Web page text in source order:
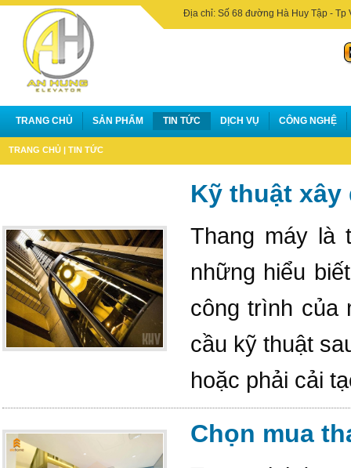
Địa chỉ: Số 68 đường Hà Huy Tập - Tp
TRANG CHỦ SẢN PHẨM TIN TỨC DỊCH VỤ CÔNG NGHỆ
TRANG CHỦ| TIN TỨC
Kỹ thuật
Thang máy là
những hiểu
công trình của
cầu kỹ thuật
hoặc phải cải
Chọn mua